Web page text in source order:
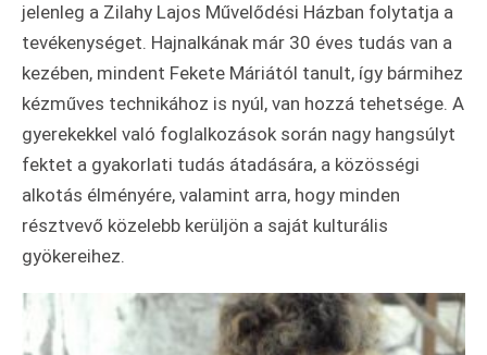
jelenleg a Zilahy Lajos Művelődési Házban folytatja a
tevékenységet. Hajnalkának már 30 éves tudás van a
kezében, mindent Fekete Máriától tanult, így bármihez
kézműves technikához is nyúl, van hozzá tehetsége. A
gyerekekkel való foglalkozások során nagy hangsúlyt
fektet a gyakorlati tudás átadására, a közösségi
alkotás élményére, valamint arra, hogy minden
résztvevő közelebb kerüljön a saját kulturális
gyökereihez.